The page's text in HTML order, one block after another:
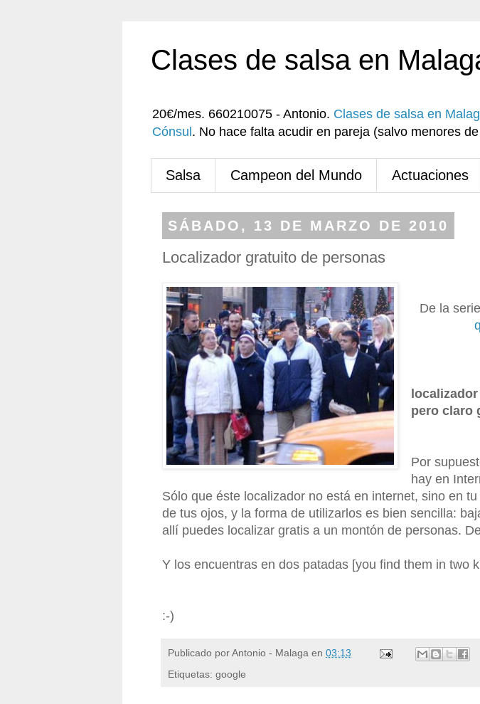
Clases de salsa en
20€/mes. 660210075 - Antonio. Clases de salsa en
Cónsul . No hace falta acudir en pareja (salvo menores
Salsa Campeon del Mundo Actuaciones
SÁBADO, 13 DE MARZO DE 2010
Localizador gratuito de personas
De la serie
pero claro
Por
hay en
Sólo que éste localizador no está en internet, sino en
de tus ojos, y la forma de utilizarlos es bien sencilla:
allí puedes localizar gratis a un montón de personas.
Y los encuentras en dos patadas [you find them in two
:-)
Publicado porAntonio - Malaga en 03:13
Etiquetas: google